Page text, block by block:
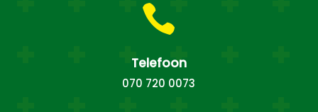

Telefoon
070 720 0073